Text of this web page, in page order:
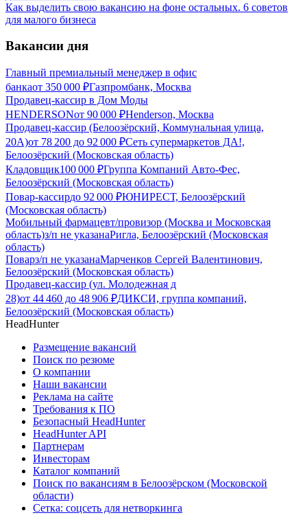
Как выделить свою вакансию на фоне остальных. 6 советов
для малого бизнеса
Вакансии дня
Главный премиальный менеджер в офис
банкаот 350 000 ₽Газпромбанк, Москва
Продавец-кассир в Дом Моды
HENDERSONот 90 000 ₽Henderson, Москва
Продавец-кассир (Белоозёрский, Коммунальная улица,
20А)от 78 200 до 92 000 ₽Сеть супермаркетов ДА!,
Белоозёрский (Московская область)
Кладовщик100 000 ₽Группа Компаний Авто-Фес,
Белоозёрский (Московская область)
Повар-кассирдо 92 000 ₽ЮНИРЕСТ, Белоозёрский
(Московская область)
Мобильный фармацевт/провизор (Москва и Московская
область)з/п не указанаРигла, Белоозёрский (Московская
область)
Поварз/п не указанаМарченков Сергей Валентинович,
Белоозёрский (Московская область)
Продавец-кассир (ул. Молодежная д
28)от 44 460 до 48 906 ₽ДИКСИ, группа компаний,
Белоозёрский (Московская область)
HeadHunter
Размещение вакансий
Поиск по резюме
О компании
Наши вакансии
Реклама на сайте
Требования к ПО
Безопасный HeadHunter
HeadHunter API
Партнерам
Инвесторам
Каталог компаний
Поиск по вакансиям в Белоозёрском (Московской
области)
Сетка: соцсеть для нетворкинга